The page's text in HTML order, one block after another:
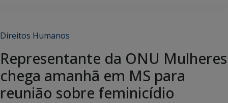
Direitos Humanos
Representante da ONU Mulheres
chega amanhã em MS para
reunião sobre feminicídio